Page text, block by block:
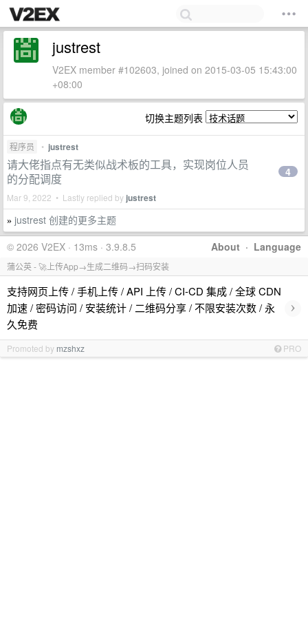
justrest
V2EX member #102603, joined on 2015-03-05 15:43:00
+08:00
切换主题列表
程序员 • justrest
请大佬指点有无类似战术板的工具，实现岗位人员
的分配调度
Mar 9, 2022 • Lastly replied by justrest
4
» justrest 创建的更多主题
About · Language
© 2026 V2EX · 13ms · 3.9.8.5
蒲公英 - 🚀上传App→生成二维码→扫码安装
支持网页上传 / 手机上传 / API 上传 / CI-CD 集成 / 全球 CDN
加速 / 密码访问 / 安装统计 / 二维码分享 / 不限安装次数 / 永
久免费
›
Promoted by mzshxz PRO